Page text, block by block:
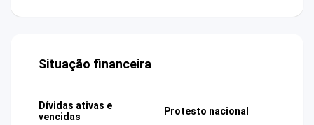
Situação financeira
Dívidas ativas e
vencidas
Protesto nacional